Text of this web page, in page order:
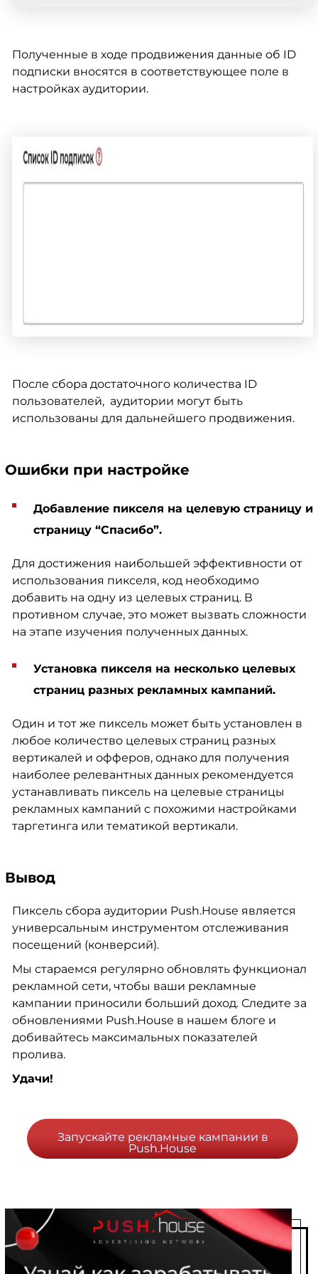
Полученные в ходе продвижения данные об ID
подписки вносятся в соответствующее поле в
настройках аудитории.
После сбора достаточного количества ID
пользователей, аудитории могут быть
использованы для дальнейшего продвижения.
Ошибки при настройке
Добавление пикселя на целевую страницу и
страницу “Спасибо”.
Для достижения наибольшей эффективности от
использования пикселя, код необходимо
добавить на одну из целевых страниц. В
противном случае, это может вызвать сложности
на этапе изучения полученных данных.
Установка пикселя на несколько целевых
страниц разных рекламных кампаний.
Один и тот же пиксель может быть установлен в
любое количество целевых страниц разных
вертикалей и офферов, однако для получения
наиболее релевантных данных рекомендуется
устанавливать пиксель на целевые страницы
рекламных кампаний с похожими настройками
таргетинга или тематикой вертикали.
Вывод
Пиксель сбора аудитории Push.House является
универсальным инструментом отслеживания
посещений (конверсий).
Мы стараемся регулярно обновлять функционал
рекламной сети, чтобы ваши рекламные
кампании приносили больший доход. Следите за
обновлениями Push.House в нашем блоге и
добивайтесь максимальных показателей
пролива.
Удачи!
Запускайте рекламные кампании в
Push.House